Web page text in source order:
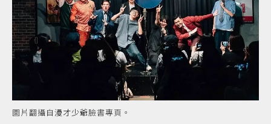
圖片翻攝自漫才少爺臉書專頁。